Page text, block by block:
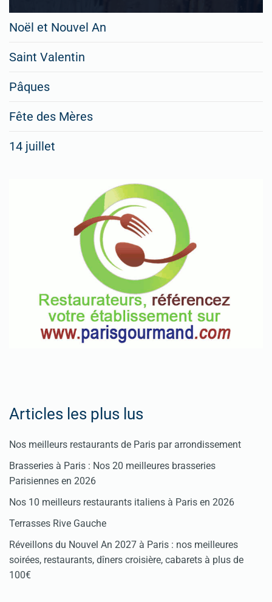
Noël et Nouvel An
Saint Valentin
Pâques
Fête des Mères
14 juillet
Articles les plus lus
Nos meilleurs restaurants de Paris par arrondissement
Brasseries à Paris : Nos 20 meilleures brasseries
Parisiennes en 2026
Nos 10 meilleurs restaurants italiens à Paris en 2026
Terrasses Rive Gauche
Réveillons du Nouvel An 2027 à Paris : nos meilleures
soirées, restaurants, dîners croisière, cabarets à plus de
100€